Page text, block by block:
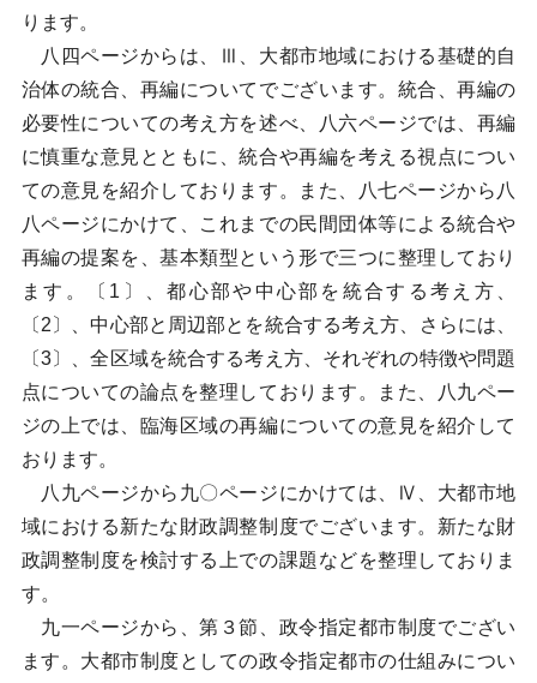
ります。
八四ページからは、Ⅲ、大都市地域における基礎的自
治体の統合、再編についてでございます。統合、再編の
必要性についての考え方を述べ、八六ページでは、再編
に慎重な意見とともに、統合や再編を考える視点につい
ての意見を紹介しております。また、八七ページから八
八ページにかけて、これまでの民間団体等による統合や
再編の提案を、基本類型という形で三つに整理しており
ます。〔1〕、都心部や中心部を統合する考え方、
〔2〕、中心部と周辺部とを統合する考え方、さらには、
〔3〕、全区域を統合する考え方、それぞれの特徴や問題
点についての論点を整理しております。また、八九ペー
ジの上では、臨海区域の再編についての意見を紹介して
おります。
八九ページから九〇ページにかけては、Ⅳ、大都市地
域における新たな財政調整制度でございます。新たな財
政調整制度を検討する上での課題などを整理しておりま
す。
九一ページから、第３節、政令指定都市制度でござい
ます。大都市制度としての政令指定都市の仕組みについ